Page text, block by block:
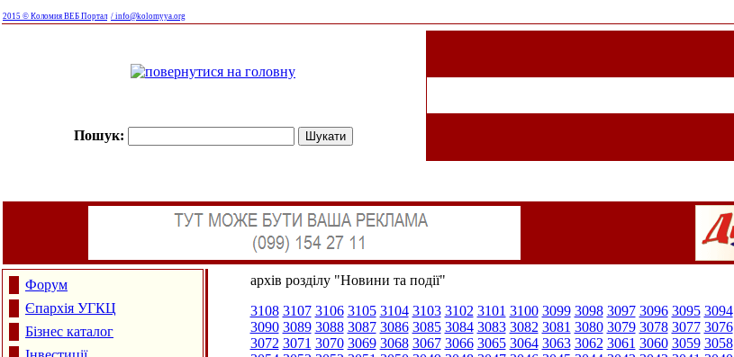
2015 © Коломия ВЕБ Портал / info@kolomyya.org
Пошук:
Форум
Єпархія УГКЦ
Бізнес каталог
архів розділу "Новини та події"
3108 3107 3106 3105 3104 3103 3102 3101 3100 3099 3098 3097 3096 3095 3094
3090 3089 3088 3087 3086 3085 3084 3083 3082 3081 3080 3079 3078 3077 3076
3072 3071 3070 3069 3068 3067 3066 3065 3064 3063 3062 3061 3060 3059 3058